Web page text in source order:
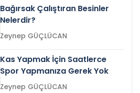
Bağırsak Çalıştıran Besinler
Nelerdir?
Zeynep GÜÇLÜCAN
Kas Yapmak İçin Saatlerce
Spor Yapmanıza Gerek Yok
Zeynep GÜÇLÜCAN